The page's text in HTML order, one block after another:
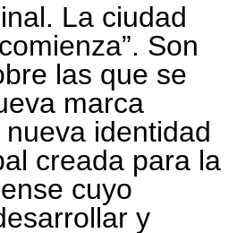
La ciudad
Son
las que se
marca
identidad
creada para la
cuyo
y